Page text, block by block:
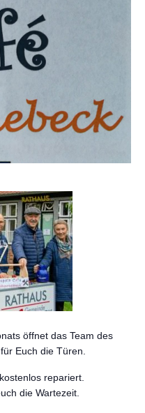
öffnet das Team des
Euch die Türen.
repariert.
die Wartezeit.